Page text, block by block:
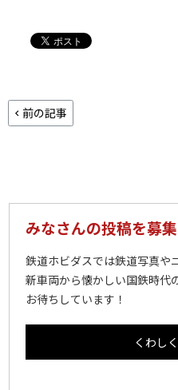
前の記事
みなさんの投稿を募
鉄道ホビダスでは鉄道写真や
新車両から懐かしい国鉄時代
お待ちしています！
くわし